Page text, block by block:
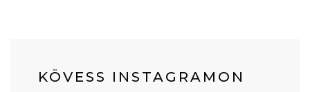
KÖVESS INSTAGRAMON